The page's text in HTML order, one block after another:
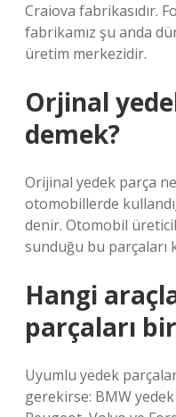
Craiova fabrikasıdır.
fabrikamız şu anda
üretim merkezidir.
Orjinal
demek?
Orijinal yedek parça
otomobillerde
denir. Otomobil
sunduğu bu parçaları
Hangi
parçaları
Uyumlu yedek
gerekirse: BMW